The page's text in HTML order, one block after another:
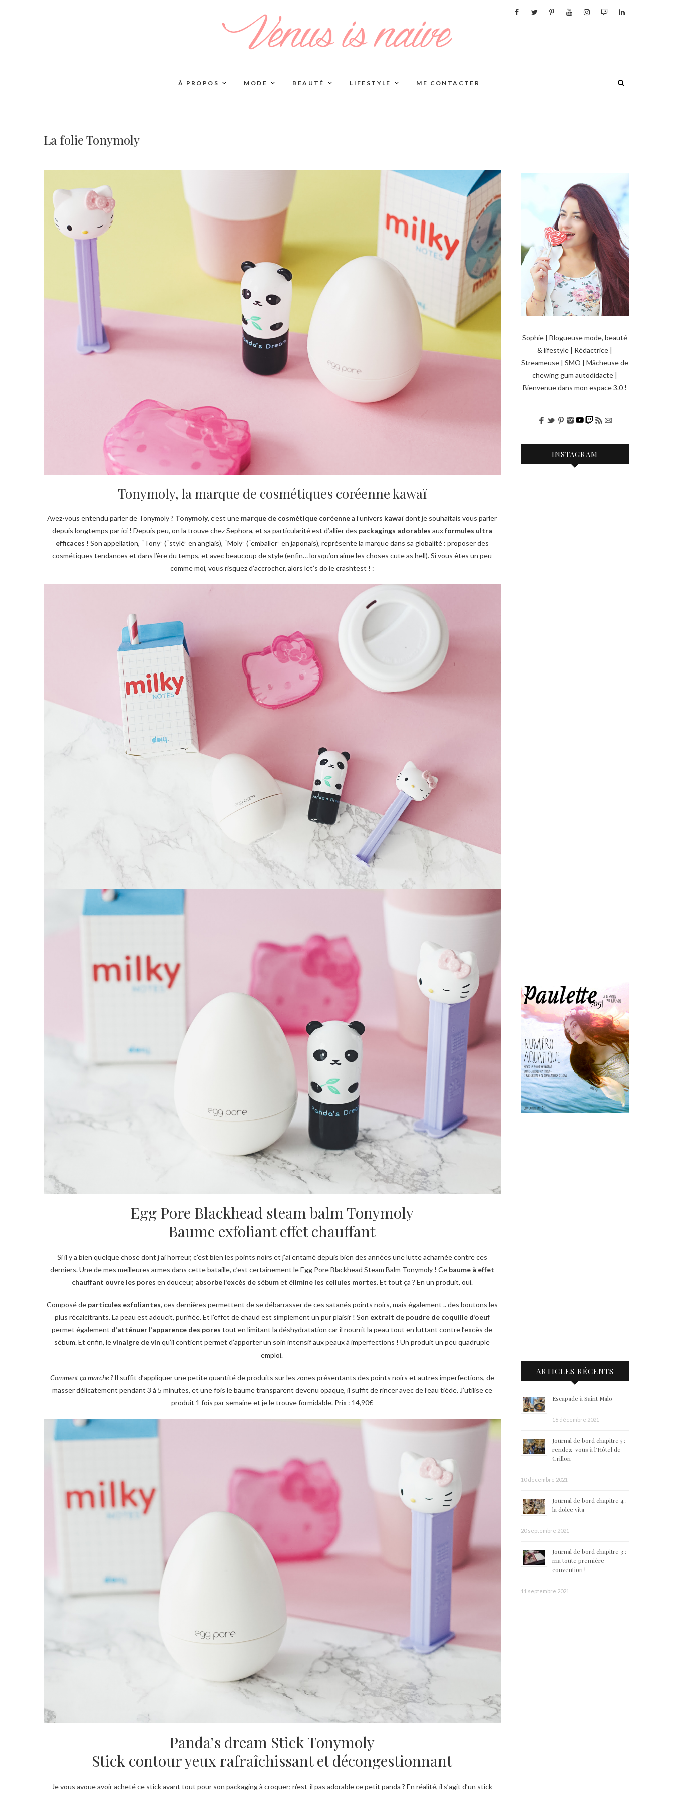
À PROPOS MODE BEAUTÉ LIFESTYLE ME CONTACTER
La folie Tonymoly
Tonymoly, la marque de cosmétiques coréenne kawaï
Avez-vous entendu parler de Tonymoly ? Tonymoly, c’est une marque de cosmétique coréennea l’univers kawaïdont je souhaitais vous parler
depuis longtemps par ici ! Depuis peu, on la trouve chez Sephora, et sa particularité est d’allier des packagings adorables auxformules ultra
efficaces ! Son appellation, “Tony” (“stylé” en anglais), “Moly” (“emballer” en japonais), représente la marque dans sa globalité : proposer des
cosmétiques tendances et dans l’ère du temps, et avec beaucoup de style (enfin… lorsqu’on aime les choses cute as hell). Si vous êtes un peu
comme moi, vous risquez d’accrocher, alors let’s do le crashtest ! :
Egg Pore Blackhead steam balm Tonymoly
Baume exfoliant effet chauffant
Si il y a bien quelque chose dont j’ai horreur, c’est bien les points noirs et j’ai entamé depuis bien des années une lutte acharnée contre ces
derniers. Une de mes meilleures armes dans cette bataille, c’est certainement le Egg Pore Blackhead Steam Balm Tonymoly ! Ce baume à effet
chauffant ouvre les pores en douceur, absorbe l’excès de sébumet élimine les cellules mortes. Et tout ça ? En un produit, oui.
Composé de particules exfoliantes, ces dernières permettent de se débarrasser de ces satanés points noirs, mais également .. des boutons les
plus récalcitrants. La peau est adoucit, purifiée. Et l’effet de chaud est simplement un pur plaisir ! Son extrait de poudre de coquille d’oeuf
permet également d’atténuer l’apparence des pores tout en limitant la déshydratation car il nourrit la peau tout en luttant contre l’excès de
sébum. Et enfin, levinaigre de vin qu’il contient permet d’apporter un soin intensif aux peaux à imperfections ! Un produit un peu quadruple
emploi.
Comment ça marche ?Il suffit d’appliquer une petite quantité de produits sur les zones présentants des points noirs et autres imperfections, de
masser délicatement pendant 3 à 5 minutes, et une fois le baume transparent devenu opaque, il suffit de rincer avec de l’eau tiède. J’utilise ce
produit 1 fois par semaine et je le trouve formidable. Prix : 14,90€
Panda’s dream Stick Tonymoly
Stick contour yeux rafraîchissant et décongestionnant
Je vous avoue avoir acheté ce stick avant tout pour son packaging à croquer; n’est-il pas adorable ce petit panda ? En réalité, il s’agit d’un stick
Sophie | Blogueuse mode, beauté
& lifestyle | Rédactrice |
Streameuse | SMO | Mâcheuse de
chewing gum autodidacte |
Bienvenue dans mon espace 3.0 !
INSTAGRAM
ARTICLES RÉCENTS
Escapade à Saint Malo
16 décembre 2021
Journal de bord chapitre 5 :
rendez-vous à l’Hôtel de
Crillon
10 décembre 2021
Journal de bord chapitre 4 :
la dolce vita
20 septembre 2021
Journal de bord chapitre 3 :
ma toute première
convention !
11 septembre 2021